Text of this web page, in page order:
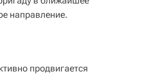
направление.
продвигается